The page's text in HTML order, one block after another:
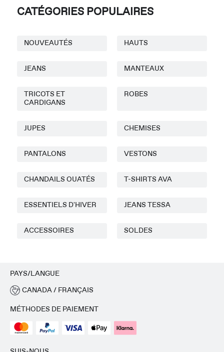
CATÉGORIES POPULAIRES
NOUVEAUTÉS HAUTS
JEANS MANTEAUX
TRICOTS ET
CARDIGANS
ROBES
JUPES CHEMISES
PANTALONS VESTONS
CHANDAILS OUATÉS T-SHIRTS AVA
ESSENTIELS D'HIVER JEANS TESSA
ACCESSOIRES SOLDES
PAYS/LANGUE
CANADA / FRANÇAIS
MÉTHODES DE PAIEMENT